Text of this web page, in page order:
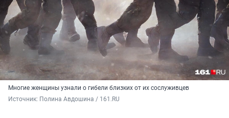
Многие женщины узнали о гибели близких от их сослуживцев
Источник: Полина Авдошина / 161.RU